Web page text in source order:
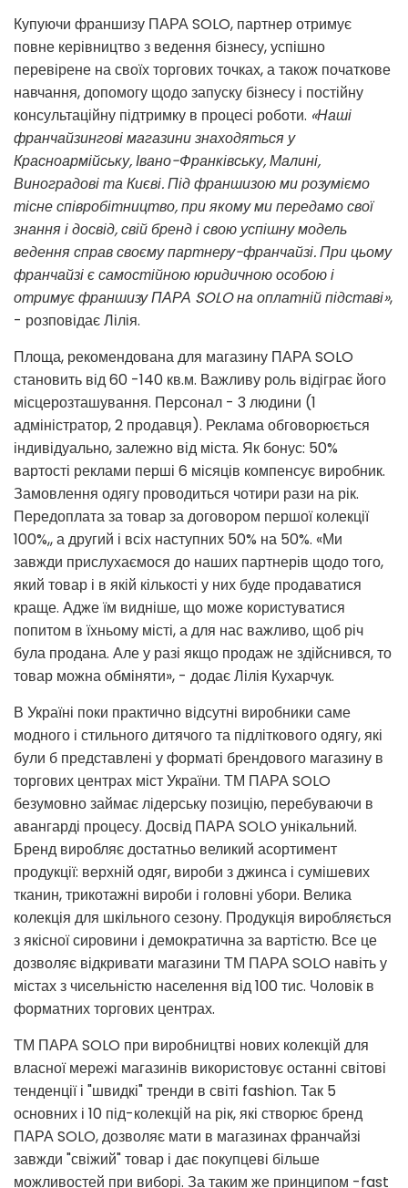
Купуючи франшизу ПАРА SOLO, партнер отримує
повне керівництво з ведення бізнесу, успішно
перевірене на своїх торгових точках, а також початкове
навчання, допомогу щодо запуску бізнесу і постійну
консультаційну підтримку в процесі роботи. «Наші
франчайзингові магазини знаходяться у
Красноармійську, Івано-Франківську, Малині,
Виноградові та Києві. Під франшизою ми розуміємо
тісне співробітництво, при якому ми передамо свої
знання і досвід, свій бренд і свою успішну модель
ведення справ своєму партнеру-франчайзі. При цьому
франчайзі є самостійною юридичною особою і
отримує франшизу ПАРА SOLO на оплатній підставі»,
- розповідає Лілія.
Площа, рекомендована для магазину ПАРА SOLO
становить від 60 -140 кв.м. Важливу роль відіграє його
місцерозташування. Персонал - 3 людини (1
адміністратор, 2 продавця). Реклама обговорюється
індивідуально, залежно від міста. Як бонус: 50%
вартості реклами перші 6 місяців компенсує виробник.
Замовлення одягу проводиться чотири рази на рік.
Передоплата за товар за договором першої колекції
100%,, а другий і всіх наступних 50% на 50%. «Ми
завжди прислухаємося до наших партнерів щодо того,
який товар і в якій кількості у них буде продаватися
краще. Адже їм видніше, що може користуватися
попитом в їхньому місті, а для нас важливо, щоб річ
була продана. Але у разі якщо продаж не здійснився, то
товар можна обміняти», - додає Лілія Кухарчук.
В Україні поки практично відсутні виробники саме
модного і стильного дитячого та підліткового одягу, які
були б представлені у форматі брендового магазину в
торгових центрах міст України. ТМ ПАРА SOLO
безумовно займає лідерську позицію, перебуваючи в
авангарді процесу. Досвід ПАРА SOLO унікальний.
Бренд виробляє достатньо великий асортимент
продукції: верхній одяг, вироби з джинса і сумішевих
тканин, трикотажні вироби і головні убори. Велика
колекція для шкільного сезону. Продукція виробляється
з якісної сировини і демократична за вартістю. Все це
дозволяє відкривати магазини ТМ ПАРА SOLO навіть у
містах з чисельністю населення від 100 тис. Чоловік в
форматних торгових центрах.
ТМ ПАРА SOLO при виробництві нових колекцій для
власної мережі магазинів використовує останні світові
тенденції і "швидкі" тренди в світі fashion. Так 5
основних і 10 під-колекцій на рік, які створює бренд
ПАРА SOLO, дозволяє мати в магазинах франчайзі
завжди "свіжий" товар і дає покупцеві більше
можливостей при виборі. За таким же принципом -fast